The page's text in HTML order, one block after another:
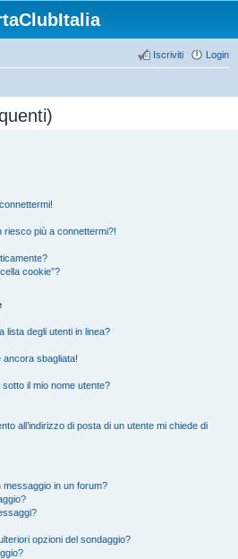
Login
Iscriviti
riesco più a connettermi?!
cookie”?
lista degli utenti in linea?
ancora sbagliata!
il mio nome utente?
all’indirizzo di posta di un utente mi chiede di
in un forum?
opzioni del sondaggio?